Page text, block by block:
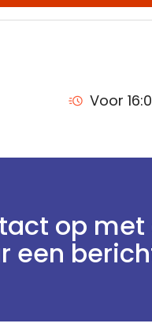
Voor
op met
een